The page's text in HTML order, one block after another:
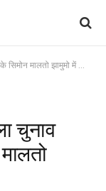
झामुमो में हुए शामिल
चुनाव